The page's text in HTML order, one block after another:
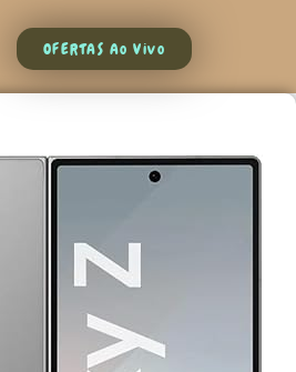
OFERTAS Ao Vivo